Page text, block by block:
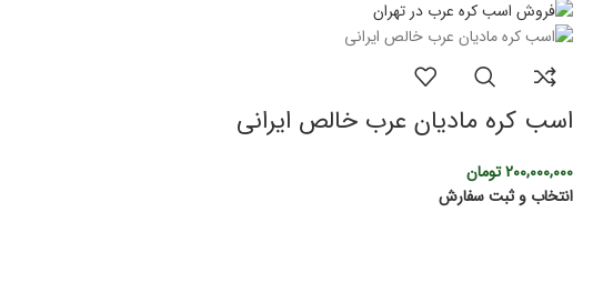
اسب کره مادیان عرب خالص ایرانی
200,000,000تومان
انتخاب و ثبت سفارش